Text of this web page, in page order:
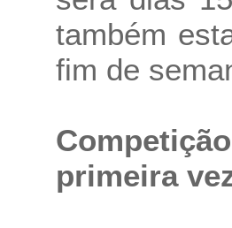
também
fim de
primeira